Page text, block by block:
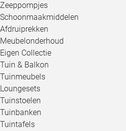
Zeeppompjes
Schoonmaakmiddelen
Afdruiprekken
Meubelonderhoud
Eigen Collectie
Tuin & Balkon
Tuinmeubels
Loungesets
Tuinstoelen
Tuinbanken
Tuintafels